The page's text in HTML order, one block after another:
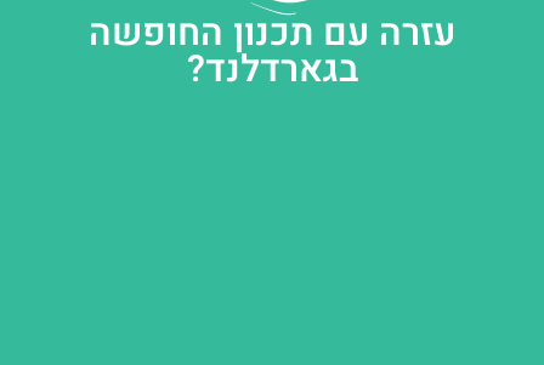
עזרה עם תכנון החופשה
בגארדלנד?